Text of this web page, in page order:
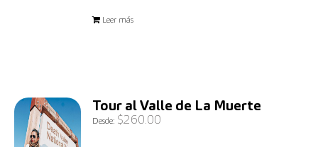
Leer más
Tour al Valle de La Muerte
Desde: $260.00